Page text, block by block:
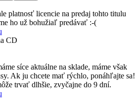
platnosť licencie na predaj tohto titulu
ho už bohužiaľ predávať :-(
CD
síce aktuálne na sklade, máme však
Ak ju chcete mať rýchlo, ponáhľajte sa!
trvať dlhšie, zvyčajne do 9 dní.